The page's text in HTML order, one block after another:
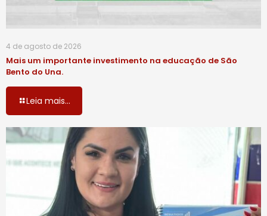
4 de agosto de 2026
Mais um importante investimento na educação de São
Bento do Una.
Leia mais...